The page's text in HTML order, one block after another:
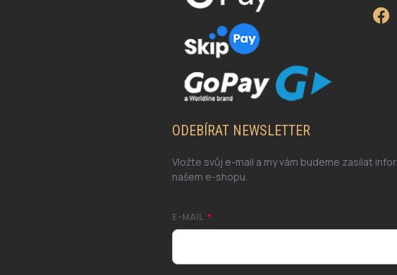
ODEBÍRAT NEWSLETTER
Vložte svůj e-mail a my vám budeme zasílat
našem e-shopu.
E-MAIL